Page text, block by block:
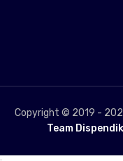
Copyright © 2019 -
Team